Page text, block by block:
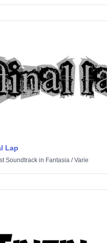
Lap
Soundtrack in Fantasia /Varie